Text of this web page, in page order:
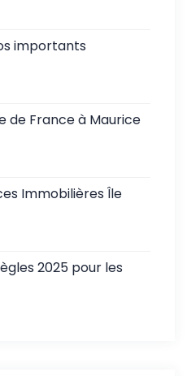
importants
de France à Maurice
Immobilières Île
2025 pour les